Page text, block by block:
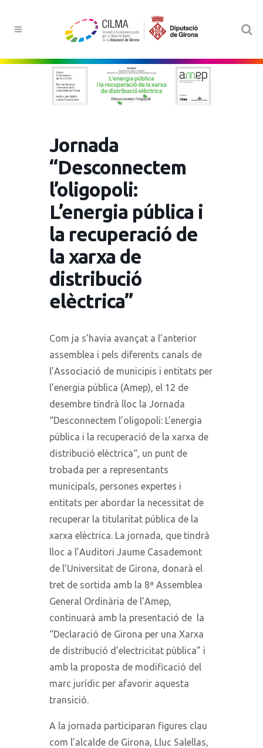
Jornada
“Desconnectem
l’oligopoli:
L’energia pública i
la recuperació de
la xarxa de
distribució
elèctrica”
Com ja s’havia avançat a l’anterior
assemblea i pels diferents canals de
l’Associació de municipis i entitats per
l’energia pública (Amep), el 12 de
desembre tindrà lloc la Jornada
“Desconnectem l’oligopoli: L’energia
pública i la recuperació de la xarxa de
distribució elèctrica“, un punt de
trobada per a representants
municipals, persones expertes i
entitats per abordar la necessitat de
recuperar la titularitat pública de la
xarxa elèctrica. La jornada, que tindrà
lloc a l’Auditori Jaume Casademont
de l’Universitat de Girona, donarà el
tret de sortida amb la 8ª Assemblea
General Ordinària de l’Amep,
continuarà amb la presentació de la
“Declaració de Girona per una Xarxa
de distribució d’electricitat pública” i
amb la proposta de modificació del
marc jurídic per afavorir aquesta
transició.
A la jornada participaran figures clau
com l’alcalde de Girona, Lluc Salellas,